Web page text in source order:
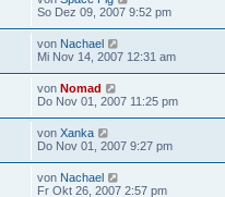
So Dez 09, 2007 9:52 pm
von Nachael
Mi Nov 14, 2007 12:31 am
von Nomad
Do Nov 01, 2007 11:25 pm
von Xanka
Do Nov 01, 2007 9:27 pm
von Nachael
Fr Okt 26, 2007 2:57 pm